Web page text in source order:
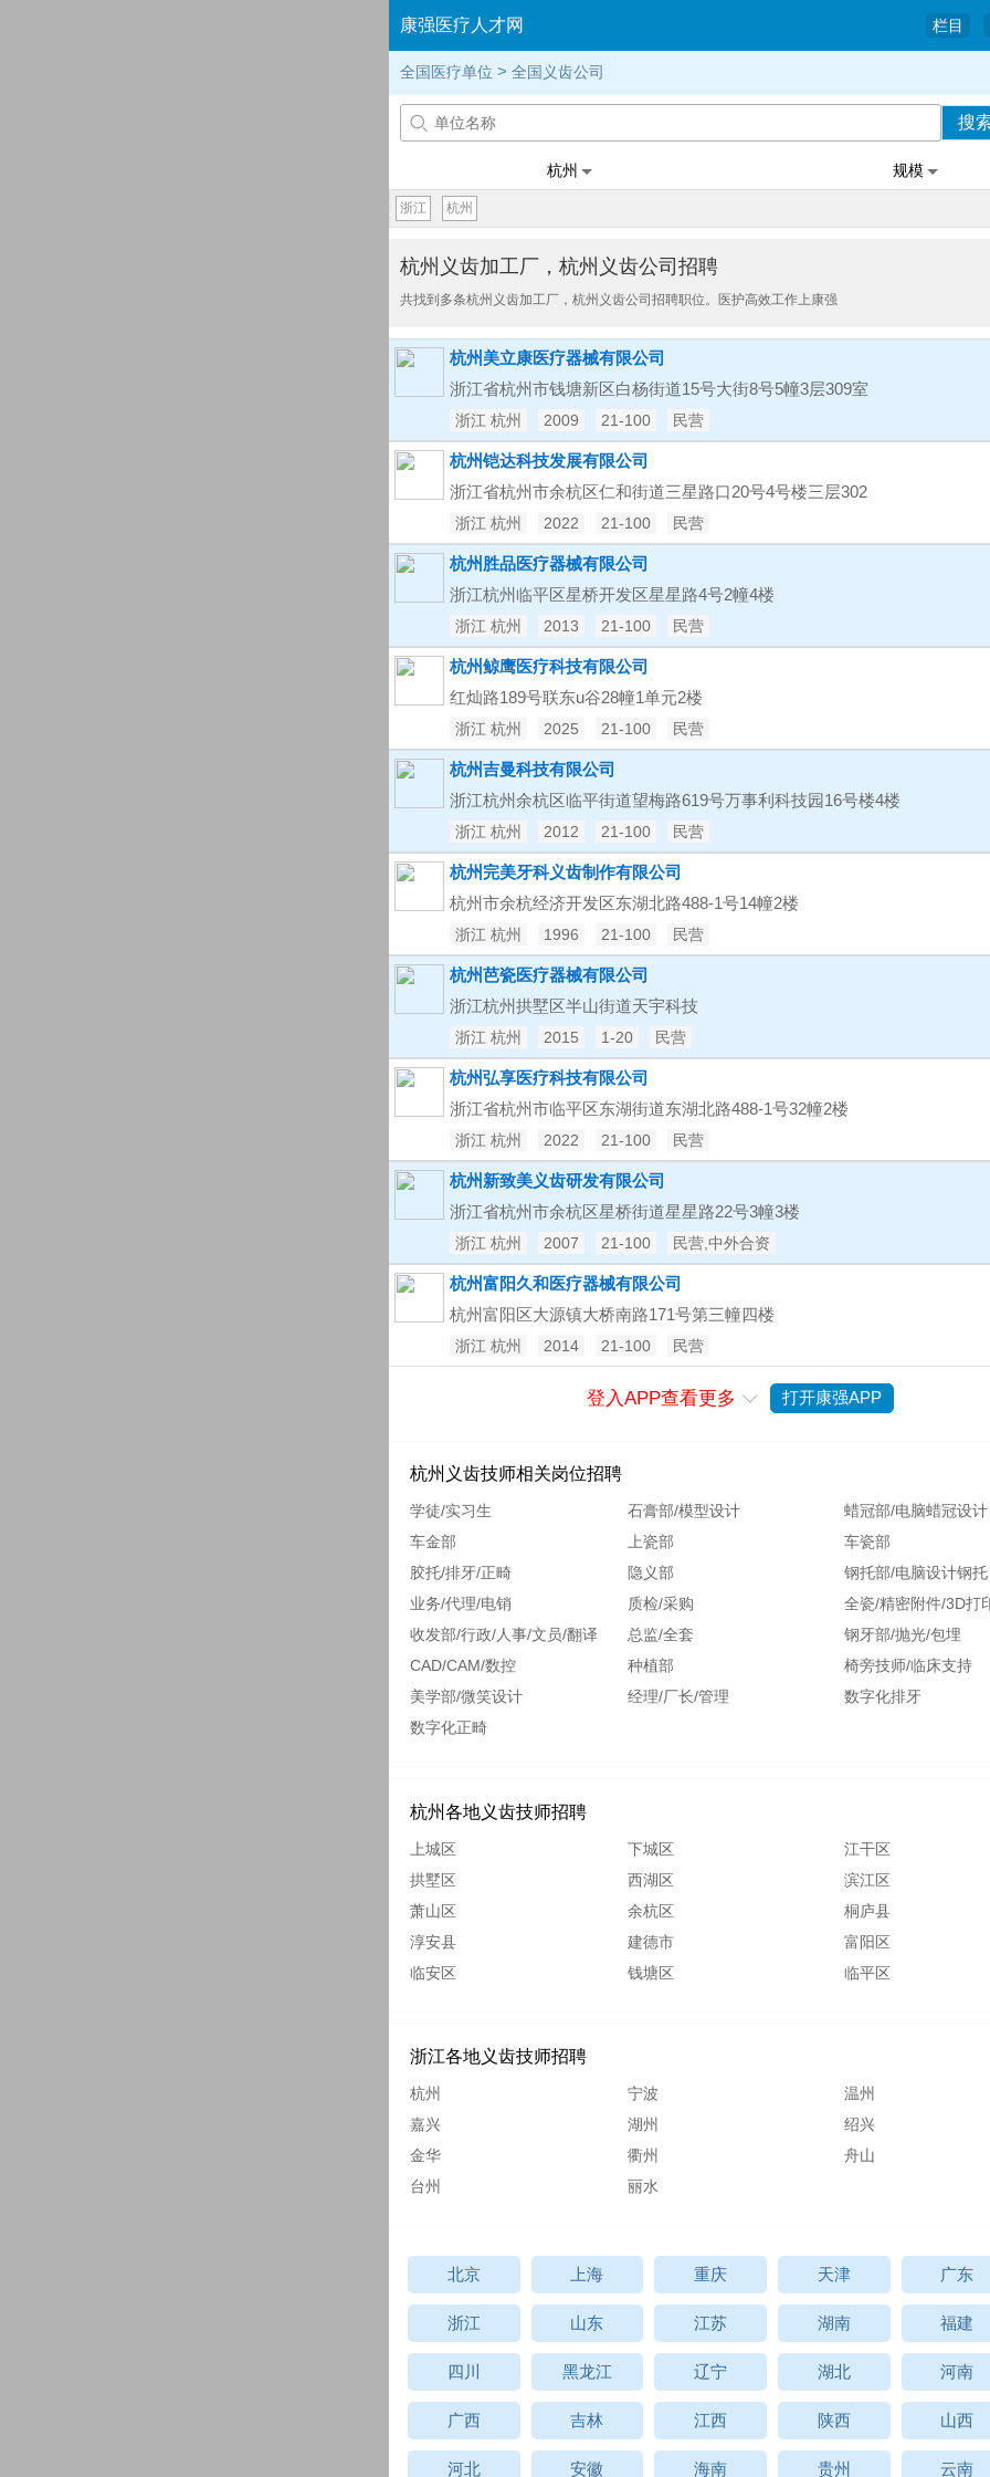
康强医疗人才网 栏目
全国医疗单位 > 全国义齿公司
 搜
杭州 规模
浙江 杭州
杭州义齿加工厂，杭州义齿公司招聘
共找到多条杭州义齿加工厂，杭州义齿公司招聘职位。医护高效工作上康强
杭州美立康医疗器械有限公司
浙江省杭州市钱塘新区白杨街道15号大街8号5幢3层309室
浙江 杭州 2009 21-100 民营
杭州铠达科技发展有限公司
浙江省杭州市余杭区仁和街道三星路口20号4号楼三层302
浙江 杭州 2022 21-100 民营
杭州胜品医疗器械有限公司
浙江杭州临平区星桥开发区星星路4号2幢4楼
浙江 杭州 2013 21-100 民营
杭州鲸鹰医疗科技有限公司
红灿路189号联东u谷28幢1单元2楼
浙江 杭州 2025 21-100 民营
杭州吉曼科技有限公司
浙江杭州余杭区临平街道望梅路619号万事利科技园16号楼4楼
浙江 杭州 2012 21-100 民营
杭州完美牙科义齿制作有限公司
杭州市余杭经济开发区东湖北路488-1号14幢2楼
浙江 杭州 1996 21-100 民营
杭州芭瓷医疗器械有限公司
浙江杭州拱墅区半山街道天宇科技
浙江 杭州 2015 1-20 民营
杭州弘享医疗科技有限公司
浙江省杭州市临平区东湖街道东湖北路488-1号32幢2楼
浙江 杭州 2022 21-100 民营
杭州新致美义齿研发有限公司
浙江省杭州市余杭区星桥街道星星路22号3幢3楼
浙江 杭州 2007 21-100 民营,中外合资
杭州富阳久和医疗器械有限公司
杭州富阳区大源镇大桥南路171号第三幢四楼
浙江 杭州 2014 21-100 民营
登入APP查看更多  打开康强APP
杭州义齿技师相关岗位招聘
学徒/实习生 石膏部/模型设计
蜡冠部/电脑蜡冠设计
车金部
上瓷部
车瓷部
胶托/排牙/正畸
隐义部
钢托部/电脑设计钢托
业务/代理/电销
质检/采购
全瓷/精密附件/3D打
收发部/行政/人事/文员/翻译
总监/全套
钢牙部/抛光/包埋
CAD/CAM/数控
种植部
椅旁技师/临床支持
美学部/微笑设计
经理/厂长/管理
数字化排牙
数字化正畸
杭州各地义齿技师招聘
上城区 下城区
江干区
拱墅区
西湖区
滨江区
萧山区
余杭区
桐庐县
淳安县
建德市
富阳区
临安区
钱塘区 临平区
浙江各地义齿技师招聘
杭州 宁波
温州
嘉兴
湖州
绍兴
金华
衢州
舟山
台州
丽水
北京 上海 重庆 天津 广东
浙江 山东 江苏 湖南 福建
四川 黑龙江 辽宁 湖北 河南
广西 吉林 江西 陕西 山西
河北 安徽 海南 贵州 云南